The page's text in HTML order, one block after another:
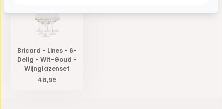
Bricard - Lines - 6-
Delig - Wit-Goud -
Wijnglazenset
48,95